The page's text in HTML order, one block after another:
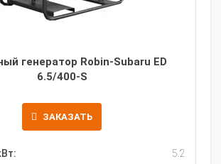
генератор Robin-Subaru ED
6.5/400-S
ЗАКАЗАТЬ
5.2